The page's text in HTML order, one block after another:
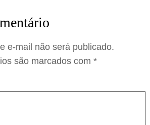
e-mail não será publicado.
são marcados com *